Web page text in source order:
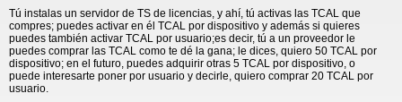
Tú instalas un servidor de TS de licencias, y ahí, tú activas las TCAL que
compres; puedes activar en él TCAL por dispositivo y además si quieres
puedes también activar TCAL por usuario;es decir, tú a un proveedor le
puedes comprar las TCAL como te dé la gana; le dices, quiero 50 TCAL por
dispositivo; en el futuro, puedes adquirir otras 5 TCAL por dispositivo, o
puede interesarte poner por usuario y decirle, quiero comprar 20 TCAL por
usuario.